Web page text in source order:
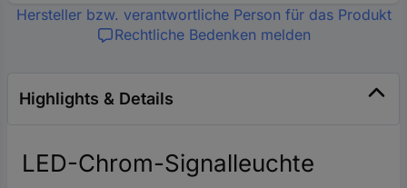
Hersteller bzw. verantwortliche Person für das Produkt
Rechtliche Bedenken melden
Highlights & Details
LED-Chrom-Signalleuchte